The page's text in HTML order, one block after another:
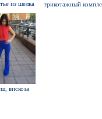
из шелка
трикотажный
вискоза